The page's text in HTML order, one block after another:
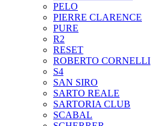
PELO
PIERRE CLARENCE
PURE
R2
RESET
ROBERTO CORNELLI
S4
SAN SIRO
SARTO REALE
SARTORIA CLUB
SCABAL